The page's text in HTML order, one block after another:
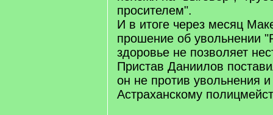
просителем".
И в итоге через месяц
прошение об увольнении
здоровье не позволяет
Пристав Даниилов
он не против увольнения
Астраханскому